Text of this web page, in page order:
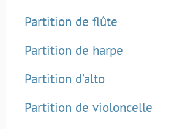
Partition de flûte
Partition de harpe
Partition d’alto
Partition de violoncelle